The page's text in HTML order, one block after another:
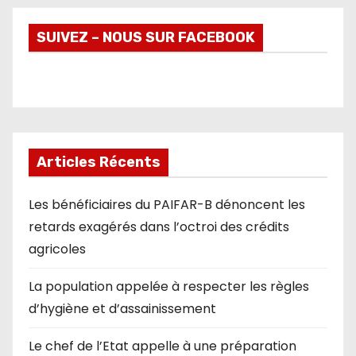
SUIVEZ – NOUS SUR FACEBOOK
Articles Récents
Les bénéficiaires du PAIFAR-B dénoncent les
retards exagérés dans l’octroi des crédits
agricoles
La population appelée à respecter les règles
d’hygiène et d’assainissement
Le chef de l’Etat appelle à une préparation